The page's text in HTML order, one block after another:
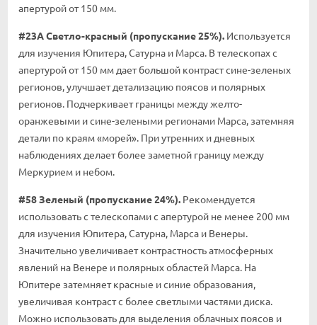
апертурой от 150 мм.
#23A Светло-красный (пропускание 25%). Используется
для изучения Юпитера, Сатурна и Марса. В телескопах с
апертурой от 150 мм дает большой контраст сине-зеленых
регионов, улучшает детализацию поясов и полярных
регионов. Подчеркивает границы между желто-
оранжевыми и сине-зелеными регионами Марса, затемняя
детали по краям «морей». При утренних и дневных
наблюдениях делает более заметной границу между
Меркурием и небом.
#58 Зеленый (пропускание 24%). Рекомендуется
использовать с телескопами с апертурой не менее 200 мм
для изучения Юпитера, Сатурна, Марса и Венеры.
Значительно увеличивает контрастность атмосферных
явлений на Венере и полярных областей Марса. На
Юпитере затемняет красные и синие образования,
увеличивая контраст с более светлыми частями диска.
Можно использовать для выделения облачных поясов и